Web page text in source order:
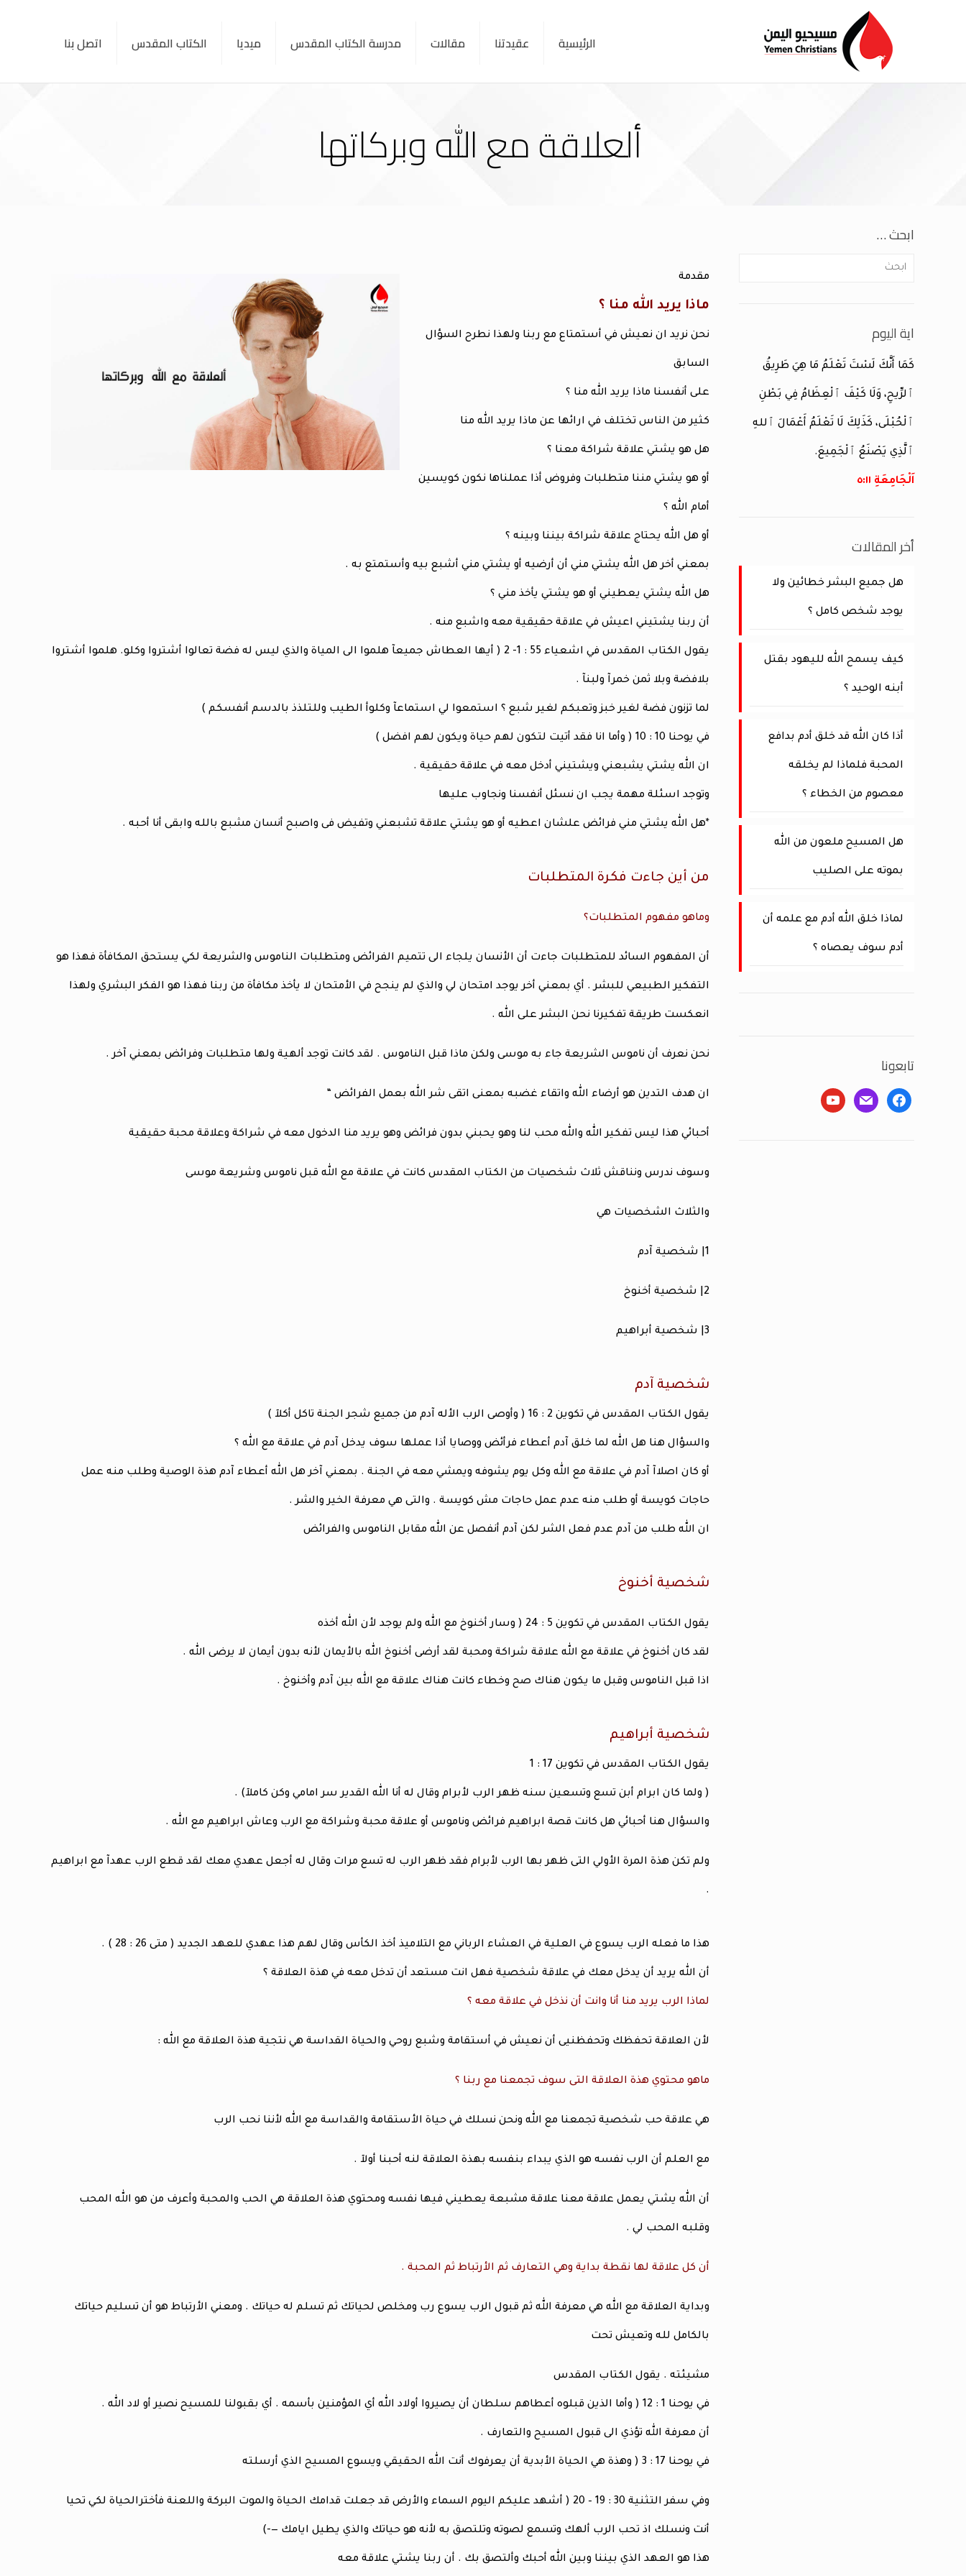
الرئيسية عقيدتنا مقالات مدرسة الكتاب المقدس ميديا الكتاب المقدس اتصل بنا
ألعلاقة مع الله وبركاتها
مقدمة
ماذا يريد الله منا ؟
نحن نريد ان نعيش في أستمتاع مع ربنا ولهذا نطرح السؤال
السابق
على أنفسنا ماذا يريد الله منا ؟
كثير من الناس تختلف في ارائها عن ماذا يريد الله منا
هل هو يشتي علاقة شراكة معنا ؟
أو هو يشتي مننا متطلبات وفروض أذا عملناها نكون كويسين
أمام الله ؟
أو هل الله يحتاج علاقة شراكة بيننا وبينه ؟
بمعني أخر هل الله يشتي مني أن أرضيه أو يشتي مني أشبع بيه وأستمتع به .
هل الله يشتي يعطيني أو هو يشتي يأخذ مني ؟
أن ربنا يشتيني اعيش في علاقة حقيقية معه واشبع منه .
يقول الكتاب المقدس في اشعياء 55 : 1- 2 ( أيها العطاش جميعآ هلموا الى المياة والذي ليس له فضة تعالوا أشتروا وكلو. هلموا أشتروا
بلافضة وبلا ثمن خمرآ ولبنآ .
لما تزنون فضة لغير خبز وتعبكم لغير شبع ؟ استمعوا لي استماعآ وكلوأ الطيب وللتلذذ بالدسم أنفسكم )
في يوحنا 10 : 10 ( وأما انا فقد أتيت لتكون لهم حياة ويكون لهم افضل )
ان الله يشتي يشبعني ويشتيني أدخل معه في علاقة حقيقية .
وتوجد اسئلة مهمة يجب ان نسئل أنفسنا ونجاوب عليها
*هل الله يشتي مني فرائض علشان اعطيه أو هو يشتي علاقة تشبعني وتفيض فى واصبح أنسان مشبع بالله وابقى أنا أحبه .
من أين جاءت فكرة المتطلبات
وماهو مفهوم المتطلبات؟
أن المفهوم السائد للمتطلبات جاءت أن الأنسان يلجاء الى تتميم الفرائض ومتطلبات الناموس والشريعة لكي يستحق المكافأة فهذا هو
التفكير الطبيعي للبشر . أي بمعني أخر يوجد امتحان لي والذي لم ينجح في الأمتحان لا يأخذ مكافأة من ربنا فهذا هو الفكر البشري ولهذا
انعكست طريقة تفكيرنا نحن البشر على الله .
نحن نعرف أن ناموس الشريعة جاء به موسى ولكن ماذا قبل الناموس . لقد كانت توجد ألهية ولها متطلبات وفرائض بمعني آخر .
ان هدف التدين هو أرضاء الله واتقاء غضبه بمعنى اتقى شر الله بعمل الفرائض “
أحبائي هذا ليس تفكير الله والله محب لنا وهو يحبني بدون فرائض وهو يريد منا الدخول معه في شراكة وعلاقة محبة حقيقية
وسوف ندرس ونناقش ثلاث شخصيات من الكتاب المقدس كانت في علاقة مع الله قبل ناموس وشريعة موسى
والثلاث الشخصيات هي
1| شخصية آدم
2| شخصية أخنوخ
3| شخصية أبراهيم
شخصية آدم
يقول الكتاب المقدس في تكوين 2 : 16 ( وأوصى الرب الأله آدم من جميع شجر الجنة تاكل أكلآ )
والسؤال هنا هل الله لما خلق آدم أعطاء فرأئض ووصايا أذا عملها سوف يدخل آدم في علاقة مع الله ؟
أو كان اصلاآ آدم في علاقة مع الله وكل يوم يشوفه ويمشي معه في الجنة . بمعني آخر هل الله أعطاء آدم هذة الوصية وطلب منه عمل
حاجات كويسة أو طلب منه عدم عمل حاجات مش كويسة . والتى هي معرفة الخير والشر .
ان الله طلب من آدم عدم فعل الشر لكن آدم أنفصل عن الله مقابل الناموس والفرائض
شخصية أخنوخ
يقول الكتاب المقدس في تكوين 5 : 24 ( وسار أخنوخ مع الله ولم يوجد لأن الله أخذه
لقد كان أخنوخ في علاقة مع الله علاقة شراكة ومحبة لقد أرضى أخنوخ الله بالأيمان لأنه بدون أيمان لا يرضى الله .
اذا قبل الناموس وقبل ما يكون هناك صح وخطاء كانت هناك علاقة مع الله بين آدم وأخنوخ .
شخصية أبراهيم
يقول الكتاب المقدس في تكوين 17 : 1
( ولما كان ابرام أبن تسع وتسعين سنه ظهر الرب لأبرام وقال له أنا الله القدير سر امامي وكن كاملآ) .
والسؤال هنا أحبائي هل كانت قصة ابراهيم فرائض وناموس أو علاقة محبة وشراكة مع الرب وعاش ابراهيم مع الله .
ولم تكن هذة المرة الأولي التى ظهر بها الرب لأبرام فقد ظهر الرب له تسع مرات وقال له أجعل عهدي معك لقد قطع الرب عهدآ مع ابراهيم
.
هذا ما فعله الرب يسوع في العلية في العشاء الرباني مع التلاميذ أخذ الكأس وقال لهم هذا عهدي للعهد الجديد ( متى 26 : 28 ) .
أن الله يريد أن يدخل معك في علاقة شخصية فهل انت مستعد أن تدخل معه في هذة العلاقة ؟
لماذا الرب يريد منا أنا وانت أن نذخل في علاقة معه ؟
لأن العلاقة تحفظك وتحفظنيى أن نعيش في أستقامة وشبع روحي والحياة القداسة هي نتجية هذة العلاقة مع الله :
ماهو محتوي هذة العلاقة التى سوف تجمعنا مع ربنا ؟
هي علاقة حب شخصية تجمعنا مع الله ونحن نسلك في حياة الأستقامة والقداسة مع الله لأننا نحب الرب
مع العلم أن الرب نفسه هو الذي يبداء بنفسه بهذة العلاقة لنه أحبنا أولآ .
أن الله يشتي يعمل علاقة معنا علاقة مشبعة يعطيني فيها نفسه ومحتوي هذة العلاقة هي الحب والمحبة وأعرف من هو الله المحب
وقلبه المحب لي .
أن كل علاقة لها نقطة بداية وهي التعارف ثم الأرتباط ثم المحبة .
وبداية العلاقة مع الله هي معرفة الله ثم قبول الرب يسوع رب ومخلص لحياتك ثم تسلم له حياتك . ومعني الأرتباط هو أن تسليم حياتك
بالكامل لله وتعيش تحت
مشيئته . يقول الكتاب المقدس
في يوحنا 1 : 12 ( وأما الذين قبلوه أعطاهم سلطان أن يصيروا أولاد الله أي المؤمنين بأسمه . أي بقبولنا للمسيح نصير أو لاد الله .
أن معرفة الله تؤذي الى قبول المسيح والتعارف .
في يوحنا 17 : 3 ( وهذة هي الحياة الأبدية أن يعرفوك أنت الله الحقيقي ويسوع المسيح الذي أرسلته
وفي سفر التثنية 30 : 19 – 20 ( أشهد عليكم اليوم السماء والأرض قد جعلت قدامك الحياة والموت البركة واللعنة فأخترالحياة لكي تحيا
أنت ونسلك اذ تحب الرب ألهك وتسمع لصوته وتلتصق به لأنه هو حياتك والذي يطيل ايامك —-)
هذا هو العهد الذي بيننا وبين الله أحبك وألتصق بك . أن ربنا يشتي علاقة معه
ابحث …
اية اليوم
كَمَا أَنَّكَ لَسْتَ تَعْلَمُ مَا هِيَ طَرِيقُ
ٱلرِّيحِ، وَلَا كَيْفَ ٱلْعِظَامُ فِي بَطْنِ
ٱلْحُبْلَى، كَذَلِكَ لَا تَعْلَمُ أَعْمَالَ ٱللهِ
ٱلَّذِي يَصْنَعُ ٱلْجَمِيعَ.
اَلْجَامِعَةِ ١١:‏٥
أخر المقالات
هل جميع البشر خطائين ولا
يوجد شخص كامل ؟
كيف يسمح الله لليهود بقتل
أبنه الوحيد ؟
أذا كان الله قد خلق أدم بدافع
المحبة فلماذا لم يخلقه
معصوم من الخطاء ؟
هل المسيح ملعون من الله
بموته على الصليب
لماذا خلق الله أدم مع علمه أن
أدم سوف يعصاه ؟
تابعونا
facebook
mail
youtube